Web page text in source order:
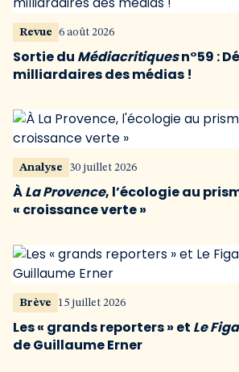
Revue 6 août 2026
Sortie du Médiacritiquesn°59 :
milliardaires des médias !
Analyse 30 juillet 2026
ÀLa Provence, l’écologie au
« croissance verte »
Brève 15 juillet 2026
Les « grands reporters » et Le
de Guillaume Erner